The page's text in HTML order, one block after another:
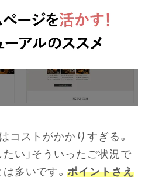
コストがかかりすぎる。
い」そういったご状況で
多いです。ポイントさえ